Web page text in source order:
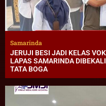
Samarinda
JERUJI BESI JADI KELAS
LAPAS SAMARINDA
TATA BOGA